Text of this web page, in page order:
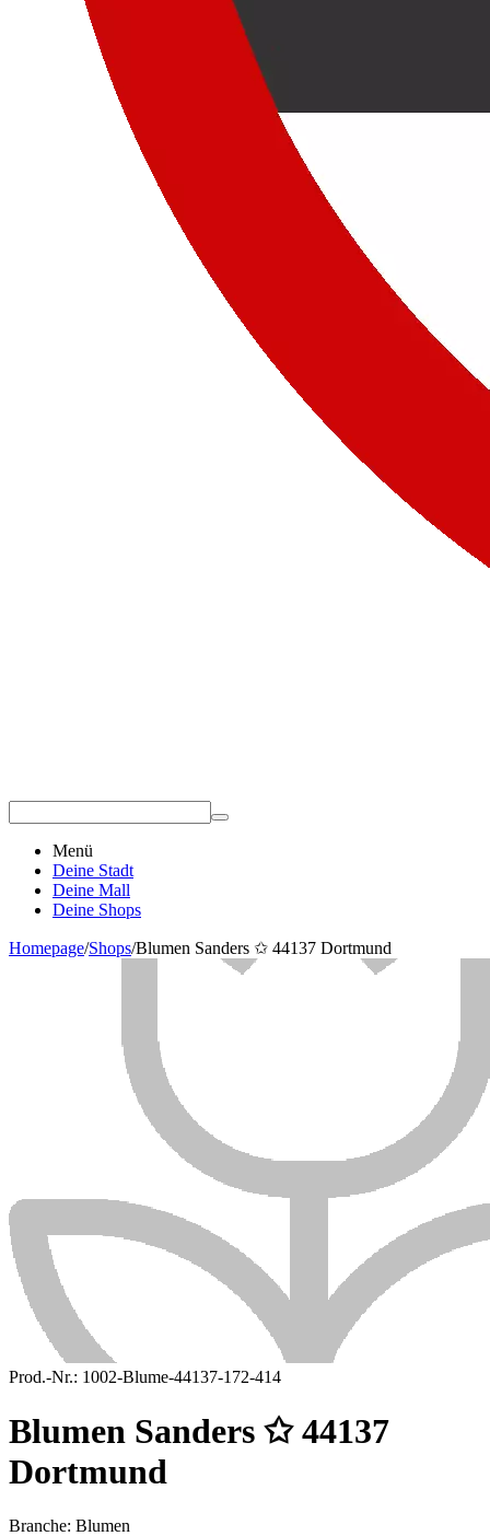
Menü
Deine Stadt
Deine Mall
Deine Shops
Homepage/Shops/Blumen Sanders ✩ 44137 Dortmund
Prod.-Nr.: 1002-Blume-44137-172-414
Blumen Sanders ✩ 44137
Dortmund
Branche: Blumen